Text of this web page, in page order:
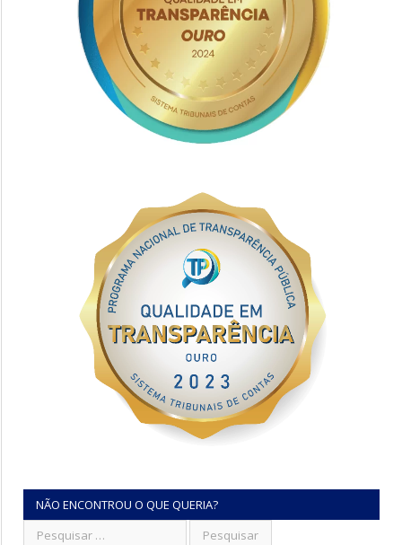
NÃO ENCONTROU O QUE QUERIA?